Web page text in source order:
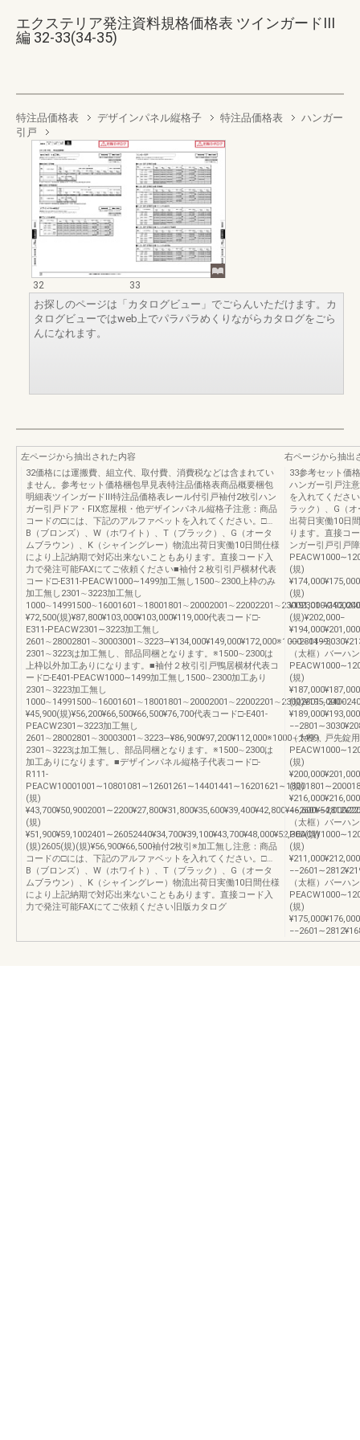
エクステリア発注資料規格価格表 ツインガードIII
編 32-33(34-35)
特注品価格表 デザインパネル縦格子 特注品価格表
ハンガー
引戸
32
33
お探しのページは「カタログビュー」でごらんいただけます。カ
タログビューではweb上でパラパラめくりながらカタログをごら
んになれます。
左ページから抽出された内容
32価格には運搬費、組立代、取付費、消費税などは含まれてい
ません。参考セット価格梱包早見表特注品価格表商品概要梱包
明細表ツインガードⅢ特注品価格表レール付引戸袖付2枚引ハン
ガー引戸ドア・FIX窓屋根・他デザインパネル縦格子注意：商品
コードの□には、下記のアルファベットを入れてください。□…
B（ブロンズ）、W（ホワイト）、T（ブラック）、G（オータ
ムブラウン）、K（シャイングレー）物流出荷日実働10日間仕様
により上記納期で対応出来ないこともあります。直接コード入
力で発注可能FAXにてご依頼ください■袖付２枚引引戸横材代表
コード□-E311-PEACW1000∼1499加工無し1500∼2300上枠のみ
加工無し2301∼3223加工無し
¥72,500(規)¥87,800¥103,000¥103,000¥119,000代表コード□-
E311-PEACW2301∼3223加工無し
2601∼28002801∼30003001∼3223―¥134,000¥149,000¥172,000※1000∼1499、
2301∼3223は加工無し、部品同梱となります。※1500∼2300は
上枠以外加工ありになります。■袖付２枚引引戸鴨居横材代表コ
ード□-E401-PEACW1000∼1499加工無し1500∼2300加工あり
2301∼3223加工無し
¥45,900(規)¥56,200¥66,500¥66,500¥76,700代表コード□-E401-
PEACW2301∼3223加工無し
2601∼28002801∼30003001∼3223―¥86,900¥97,200¥112,000※1000∼1499、
2301∼3223は加工無し、部品同梱となります。※1500∼2300は
加工ありになります。■デザインパネル縦格子代表コード□-
R111-
(規)
(規)
¥51,900¥59,1002401∼26052440¥34,700¥39,100¥43,700¥48,000¥52,300(規)
(規)2605(規)(規)¥56,900¥66,500袖付2枚引※加工無し注意：商品
コードの□には、下記のアルファベットを入れてください。□…
B（ブロンズ）、W（ホワイト）、T（ブラック）、G（オータ
ムブラウン）、K（シャイングレー）物流出荷日実働10日間仕様
により上記納期で対応出来ないこともあります。直接コード入
力で発注可能FAXにてご依頼ください旧版カタログ
右ページから抽出
33参考セット価
ハンガー引戸注
を入れてくださ
ラック）、G（
出荷日実働10日
ります。直接コ
ンガー引戸引戸
(規)
(規)
(規)¥202,000−
（太框）バーハ
(規)
(規)¥195,000−
（太框）戸先錠
(規)
(規)
（太框）バーハ
(規)
（太框）バーハ
(規)